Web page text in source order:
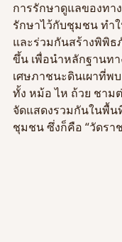
การรักษาดูแลของทา
รักษาไว้กับชุมชน ทำ
และร่วมกันสร้างพิพิ
ขึ้น เพื่อนำหลักฐานท
เศษภาชนะดินเผาที่พบ
ทั้ง หม้อ ไห ถ้วย ชาม
จัดแสดงรวมกันในพื้น
ชุมชน ซึ่งก็คือ “วัดรา